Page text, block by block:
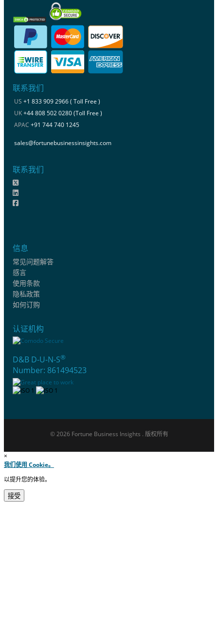
联系我们
US +1 833 909 2966 ( Toll Free )
UK+44 808 502 0280 (Toll Free )
APAC +91 744 740 1245
sales@fortunebusinessinsights.com
联系我们
信息
常见问题解答
感言
使用条款
隐私政策
如何订购
认证机构
D&B D-U-N-S®
Number: 861494523
© 2026 Fortune Business Insights . 版权所有
×
我们使用 Cookie。
以提升您的体验。
接受